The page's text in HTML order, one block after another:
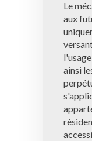
Le
aux
ainsi